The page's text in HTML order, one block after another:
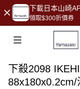
下載日本山崎
領取$300折價券
下殺2098